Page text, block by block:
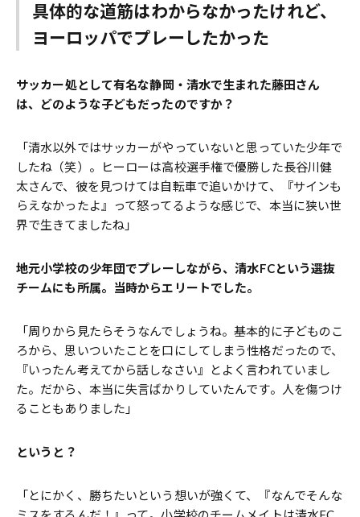
具体的な道筋はわからなかったけれど、
ヨーロッパでプレーしたかった
――サッカー処として有名な静岡・清水で生まれた藤田さん
は、どのような子どもだったのですか？
「清水以外ではサッカーがやっていないと思っていた少年で
したね（笑）。ヒーローは高校選手権で優勝した長谷川健
太さんで、彼を見つけては自転車で追いかけて、『サインも
らえなかったよ』って怒ってるような感じで、本当に狭い世
界で生きてましたね」
――地元小学校の少年団でプレーしながら、清水FCという選抜
チームにも所属。当時からエリートでした。
「周りから見たらそうなんでしょうね。基本的に子どものこ
ろから、思いついたことを口にしてしまう性格だったので、
『いったん考えてから話しなさい』とよく言われていまし
た。だから、本当に失言ばかりしていたんです。人を傷つけ
ることもありました」
――というと？
「とにかく、勝ちたいという想いが強くて、『なんでそんな